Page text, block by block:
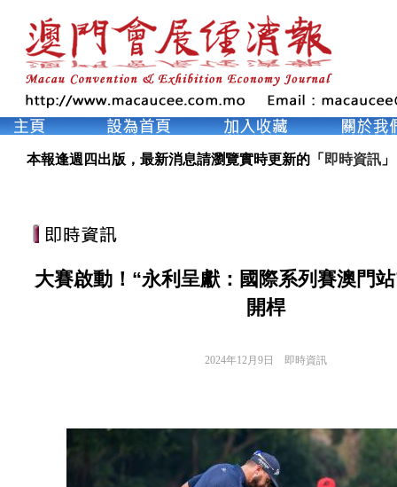
本報逢週四出版，最新消息請瀏覽實時更新的「 即時資訊 」
大賽啟動！“永利呈獻：國際系列賽澳門
開桿
2024年12月9日 即時資訊